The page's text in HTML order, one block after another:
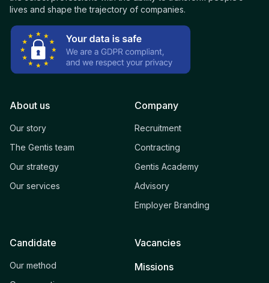
lives and shape the trajectory of companies.
About us
Our story
The Gentis team
Our strategy
Our services
Company
Recruitment
Contracting
Gentis Academy
Advisory
Employer Branding
Candidate
Our method
Vacancies
Missions